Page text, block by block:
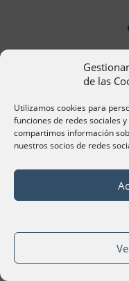
de las
Utilizamos cookies para
funciones de redes sociales
compartimos información
nuestros socios de redes
©Cámara Oficial